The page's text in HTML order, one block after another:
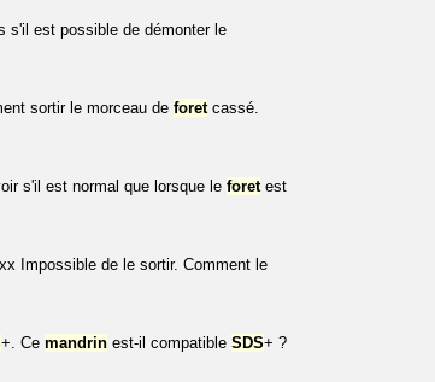
s'il est possible de démonter le
sortir le morceau de foretcassé.
s'il est normal que lorsque le foretest
Impossible de le sortir. Comment le
+. Ce mandrin est-il compatible SDS+ ?